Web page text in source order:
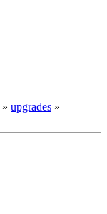
» upgrades »